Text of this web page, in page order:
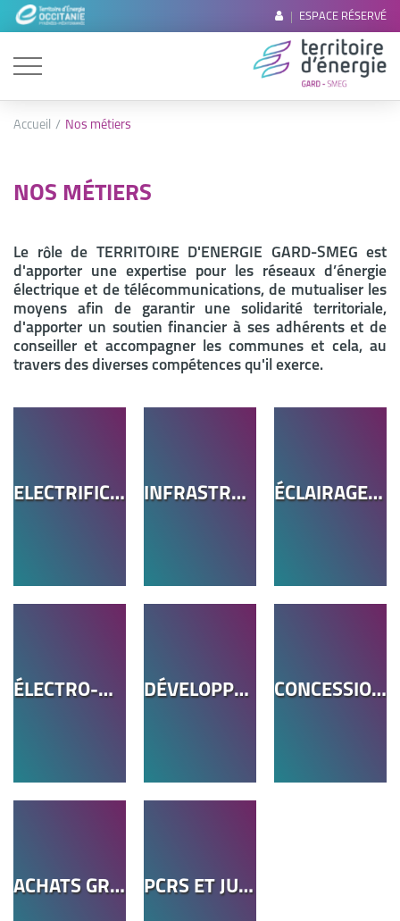
ESPACE RÉSERVÉ
Accueil Nos métiers
NOS MÉTIERS
Le rôle de TERRITOIRE D'ENERGIE GARD-SMEG est
d'apporter une expertise pour les réseaux d’énergie
électrique et de télécommunications, de mutualiser les
moyens afin de garantir une solidarité territoriale,
d'apporter un soutien financier à ses adhérents et de
conseiller et accompagner les communes et cela, au
travers des diverses compétences qu'il exerce.
ELECTRIFICATION INFRASTRUCTURES TELECOM ÉCLAIRAGE PUBLIC
ÉLECTRO-MOBILITÉ DÉVELOPPEMENT DURABLE CONCESSION ET CONTRÔLE
ACHATS GROUPÉS D'ÉNERGIE PCRS ET JUMEAU NUMÉRIQUE